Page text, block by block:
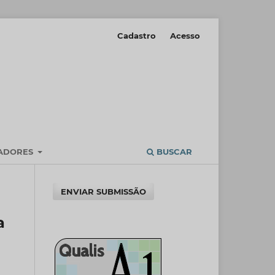
BUSCAR
Cadastro Acesso
ENVIAR SUBMISSÃO